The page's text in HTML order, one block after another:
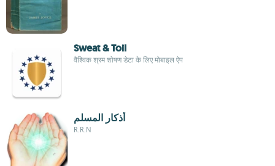
Sweat & Toil
वैश्विक श्रम शोषण डेटा के लिए मोबाइल ऐप
أذكار المسلم
R.R.N